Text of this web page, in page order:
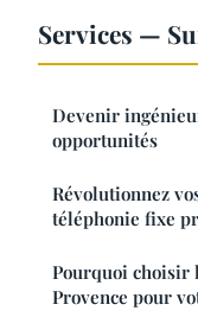
Services —
Devenir
opportunités
Révolutionnez
téléphonie fixe
Pourquoi choisir
Provence pour